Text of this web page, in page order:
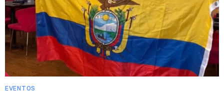
EVENTOS